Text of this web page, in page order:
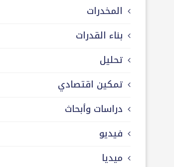
المخدرات
بناء القدرات
تحليل
تمكين اقتصادي
دراسات وأبحاث
فيديو
ميديا